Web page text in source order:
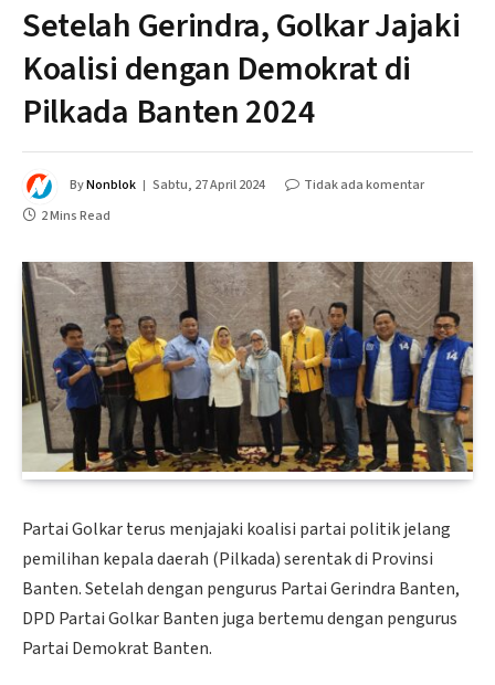
Setelah Gerindra, Golkar Jajaki
Koalisi dengan Demokrat di
Pilkada Banten 2024
ByNonblok Sabtu, 27 April 2024
Tidak ada komentar
2 Mins Read
Partai Golkar terus menjajaki koalisi partai politik jelang
pemilihan kepala daerah (Pilkada) serentak di Provinsi
Banten. Setelah dengan pengurus Partai Gerindra Banten,
DPD Partai Golkar Banten juga bertemu dengan pengurus
Partai Demokrat Banten.